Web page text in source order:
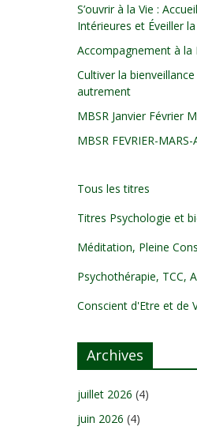
S’ouvrir à la Vie :
Intérieures et Éveiller
Accompagnement à la
Cultiver la
autrement
MBSR Janvier Février
MBSR FEVRIER-
Tous les titres
Titres Psychologie et
Méditation, Pleine
Psychothérapie, TCC,
Conscient d'Etre et de
Archives
juillet 2026 (4)
juin 2026 (4)